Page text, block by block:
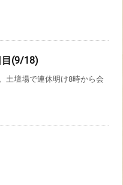
目(9/18)
土壇場で連休明け8時から会